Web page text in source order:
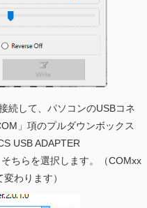
続して、パソコンのUSBコネ
」項のプルダウンボックス
USB ADAPTER
ちらを選択します。（COMxx
わります）